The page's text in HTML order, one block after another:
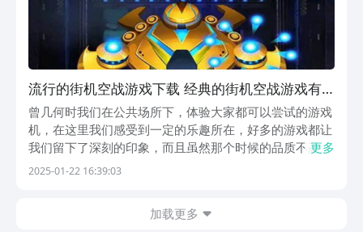
流行的街机空战游戏下载 经典的街机空战游戏有
哪几款2025
曾几何时我们在公共场所下，体验大家都可以尝试的游戏
机，在这里我们感受到一定的乐趣所在，好多的游戏都让
我们留下了深刻的印象，而且虽然那个时候的品质不高，
但是玩法一定充满新意，街机空战游戏的内容就是小编要
更多
2025-01-22 16:39:03
加载更多